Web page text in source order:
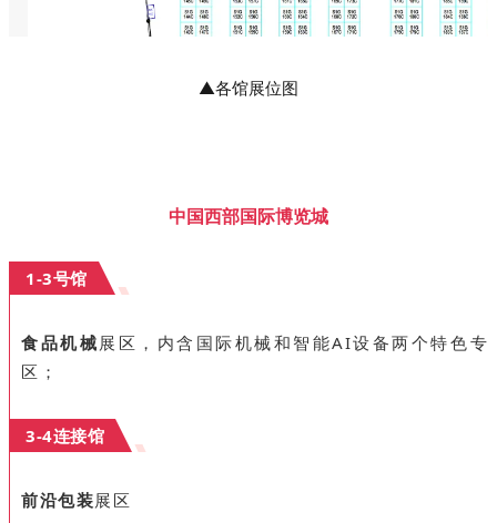
▲各馆展位图
中国西部国际博览城
1-3号馆
食品机械展区，内含国际机械和智能AI设备两个特色专
区；
3-4连接馆
前沿包装展区